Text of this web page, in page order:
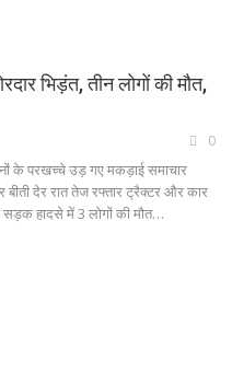
भिड़ंत, तीन लोगों की मौत,
0
के परखच्चे उड़ गए मकड़ाई समाचार
देर रात तेज रफ्तार ट्रैक्टर और कार
हादसे में 3 लोगों की मौत…